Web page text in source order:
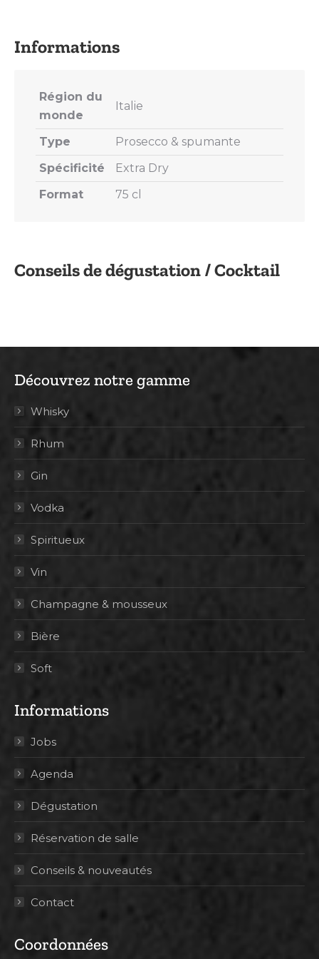
Conseils de dégustation / Cocktail
Région du
monde
Italie
Type
Prosecco & spumante
Spécificité
Extra Dry
Format
75 cl
Découvrez notre gamme
Whisky
Rhum
Gin
Vodka
Spiritueux
Vin
Champagne & mousseux
Bière
Soft
Informations
Jobs
Agenda
Dégustation
Réservation de salle
Conseils & nouveautés
Contact
Coordonnées